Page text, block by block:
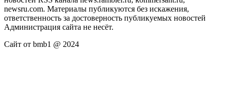
newsru.com. Материалы публикуются без искажения,
ответственность за достоверность публикуемых новостей
Администрация сайта не несёт.
Сайт от bmb1 @ 2024